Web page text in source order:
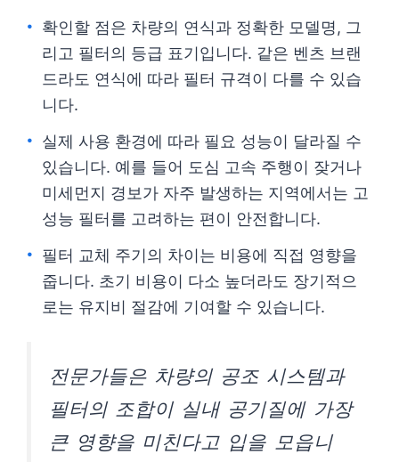
확인할 점은 차량의 연식과 정확한 모델명, 그
리고 필터의 등급 표기입니다. 같은 벤츠 브랜
드라도 연식에 따라 필터 규격이 다를 수 있습
니다.
실제 사용 환경에 따라 필요 성능이 달라질 수
있습니다. 예를 들어 도심 고속 주행이 잦거나
미세먼지 경보가 자주 발생하는 지역에서는 고
성능 필터를 고려하는 편이 안전합니다.
필터 교체 주기의 차이는 비용에 직접 영향을
줍니다. 초기 비용이 다소 높더라도 장기적으
로는 유지비 절감에 기여할 수 있습니다.
전문가들은 차량의 공조 시스템과
필터의 조합이 실내 공기질에 가장
큰 영향을 미친다고 입을 모읍니